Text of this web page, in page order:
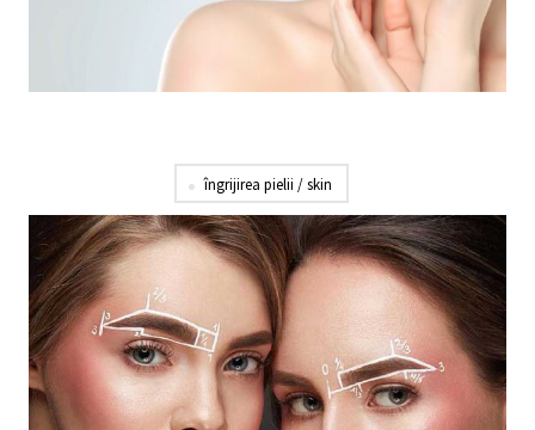
îngrijirea pielii / skin